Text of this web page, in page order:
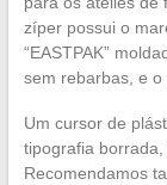
zíper possui o
“EASTPAK”
sem rebarbas, e o
Um cursor de
tipografia borrada,
Recomendamos